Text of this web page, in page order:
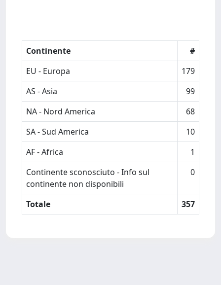
Continente
#
EU - Europa
179
AS - Asia
99
NA - Nord America
68
SA - Sud America
10
AF - Africa
1
Continente sconosciuto - Info sul
continente non disponibili
0
Totale 357